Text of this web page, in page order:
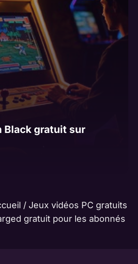
Black gratuit sur
/ Jeux vidéos PC gratuits
gratuit pour les abonnés